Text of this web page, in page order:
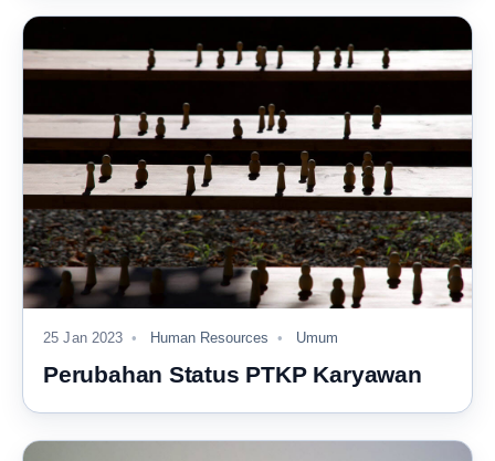
25 Jan 2023 Human Resources Umum
Perubahan Status PTKP Karyawan